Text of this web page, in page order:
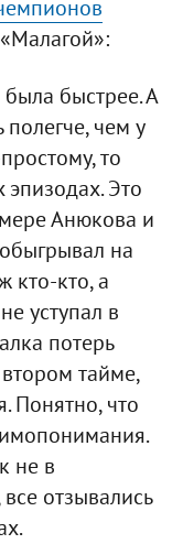
быстрее. А
полегче, чем у
то
Это
Анюкова и
на
кто-кто, а
уступал в
потерь
тайме,
Понятно, что
не в
отзывались